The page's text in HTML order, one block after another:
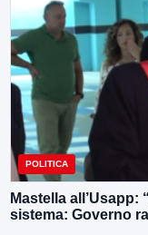
POLITICA
Mastella all’Usapp:
sistema: Governo